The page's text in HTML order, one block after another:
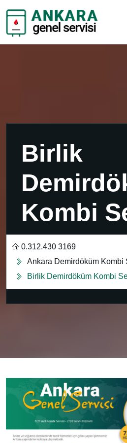
Birlik
Kombi
0.312.430 3169
Ankara Demirdöküm Kombi
Birlik Demirdöküm Kombi